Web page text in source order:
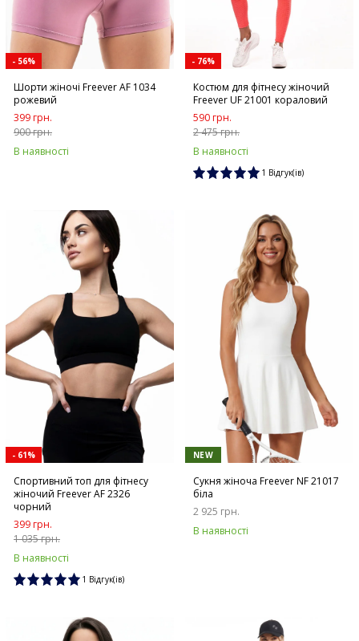
- 56%
Шорти жіночі Freever AF 1034
рожевий
399 грн.
900 грн.
В наявності
- 76%
Костюм для фітнесу жіночий
Freever UF 21001 кораловий
590 грн.
2 475 грн.
В наявності
1 Відгук(ів)
- 61%
Спортивний топ для фітнесу
жіночий Freever AF 2326
чорний
399 грн.
1 035 грн.
В наявності
1 Відгук(ів)
NEW
Сукня жіноча Freever NF 21017
біла
2 925 грн.
В наявності